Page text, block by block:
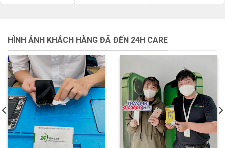
HÌNH ẢNH KHÁCH HÀNG ĐÃ ĐẾN 24H CARE